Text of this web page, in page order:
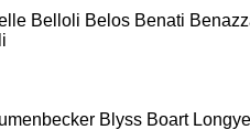
Belloli Belos Benati
Blyss Boart